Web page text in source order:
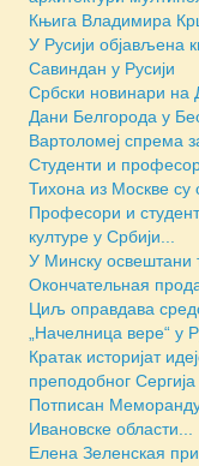
Књига Владимира
У Русији објављена
Савиндан у Русији
Србски новинари на
Дани Белгорода у
Вартоломеј спрема
Студенти и
Тихона из Москве су
Професори и
културе у Србији...
У Минску освештани
Окончательная
Циљ оправдава
„Начелница вере“ у
Кратак историјат
преподобног
Потписан
Ивановске области...
Елена Зеленская